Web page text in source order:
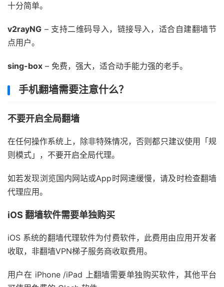
十分简单。
v2rayNG – 支持二维码导入，链接导入，适合自建翻墙节
点用户。
sing-box – 免费，强大，适合动手能力强的老手。
手机翻墙需要注意什么？
不要开启全局翻墙
在任何操作系统上，除非特殊情况，否则都只建议使用「规
则模式」，不要开启全局代理。
如若发现浏览国内网站或App时网速缓慢，请及时检查翻墙
代理应用。
iOS 翻墙软件需要单独购买
iOS 系统的翻墙代理软件为付费软件，此费用由应用开发者
收取，非翻墙VPN梯子服务商收取费用。
用户在 iPhone /iPad 上翻墙需要单独购买软件，其他平台